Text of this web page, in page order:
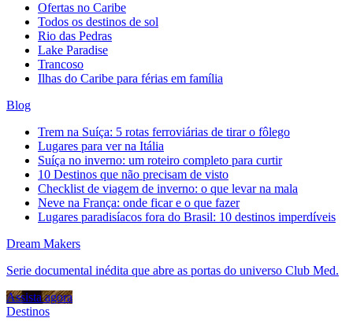
Ofertas no Caribe
Todos os destinos de sol
Rio das Pedras
Lake Paradise
Trancoso
Ilhas do Caribe para férias em família
Blog
Trem na Suíça: 5 rotas ferroviárias de tirar o fôlego
Lugares para ver na Itália
Suíça no inverno: um roteiro completo para curtir
10 Destinos que não precisam de visto
Checklist de viagem de inverno: o que levar na mala
Neve na França: onde ficar e o que fazer
Lugares paradisíacos fora do Brasil: 10 destinos imperdíveis
Dream Makers
Serie documental inédita que abre as portas do universo Club Med.
Assista agora
Destinos